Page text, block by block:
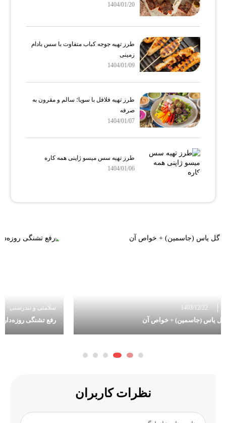
1404/01/20
طرز تهیه جوجه کباب متفاوت با سس بادام
زمینی
1404/01/09
طرز تهیه فلافل با سویا؛ سالم و مقرون‌ به
صرفه
1404/01/07
طرز تهیه سس میسو ژاپنی همه کاره
1404/01/06
سلامتی و تندرستی
رفع تشنگی روزه‌داری در ماه مبارک رمضان
نظرات کاربران